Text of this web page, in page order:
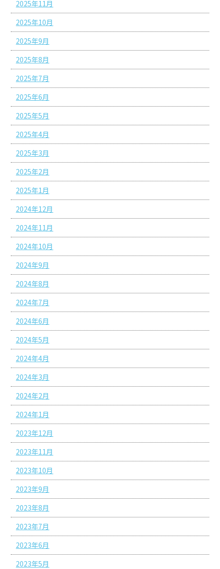
2025年11月
2025年10月
2025年9月
2025年8月
2025年7月
2025年6月
2025年5月
2025年4月
2025年3月
2025年2月
2025年1月
2024年12月
2024年11月
2024年10月
2024年9月
2024年8月
2024年7月
2024年6月
2024年5月
2024年4月
2024年3月
2024年2月
2024年1月
2023年12月
2023年11月
2023年10月
2023年9月
2023年8月
2023年7月
2023年6月
2023年5月